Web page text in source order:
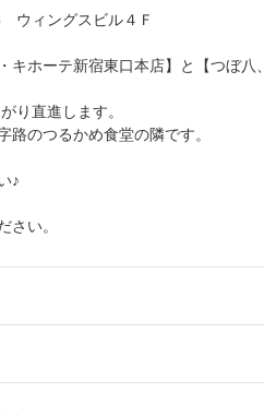
ウィングスビル４Ｆ
ホーテ新宿東口本店】と【つぼ八、
り直進します。
のつるかめ食堂の隣です。
♪
さい。